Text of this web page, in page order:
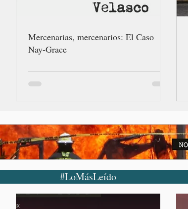
Mercenarias, mercenarios: El Caso
Nay-Grace
#LoMásLeído